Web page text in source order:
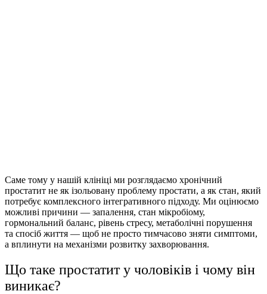
Саме тому у нашій клініці ми розглядаємо хронічний
простатит не як ізольовану проблему простати, а як стан, який
потребує комплексного інтегративного підходу. Ми оцінюємо
можливі причини — запалення, стан мікробіому,
гормональний баланс, рівень стресу, метаболічні порушення
та спосіб життя — щоб не просто тимчасово зняти симптоми,
а вплинути на механізми розвитку захворювання.
Що таке простатит у чоловіків і чому він
виникає?